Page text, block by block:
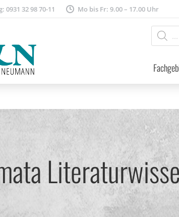
32 98 70-11 Mo bis Fr: 9.00 – 17.00 Uhr
search